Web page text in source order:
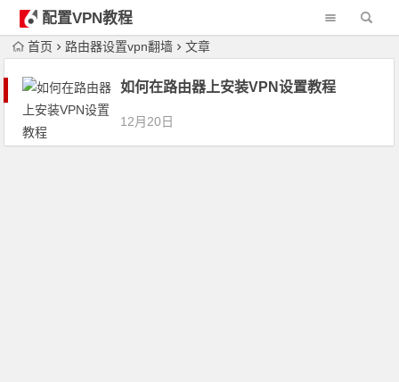
配置VPN教程
首页 路由器设置vpn翻墙 文章
如何在路由器上安装VPN设置教程
12月20日